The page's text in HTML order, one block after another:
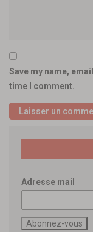
Save my name,
time I comment.
Adresse mail